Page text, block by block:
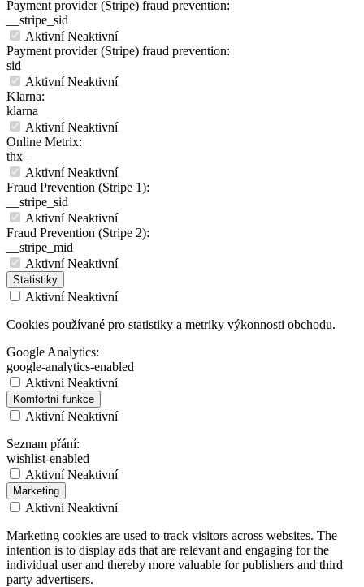
Payment provider (Stripe) fraud prevention:
__stripe_sid
Aktivní Neaktivní
Payment provider (Stripe) fraud prevention:
sid
Aktivní Neaktivní
Klarna:
klarna
Aktivní Neaktivní
Online Metrix:
thx_
Aktivní Neaktivní
Fraud Prevention (Stripe 1):
__stripe_sid
Aktivní Neaktivní
Fraud Prevention (Stripe 2):
__stripe_mid
Aktivní Neaktivní
Statistiky
Aktivní Neaktivní
Cookies používané pro statistiky a metriky výkonnosti obchodu.
Google Analytics:
google-analytics-enabled
Aktivní Neaktivní
Komfortní funkce
Aktivní Neaktivní
Seznam přání:
wishlist-enabled
Aktivní Neaktivní
Marketing
Aktivní Neaktivní
Marketing cookies are used to track visitors across websites. The
intention is to display ads that are relevant and engaging for the
individual user and thereby more valuable for publishers and third
party advertisers.